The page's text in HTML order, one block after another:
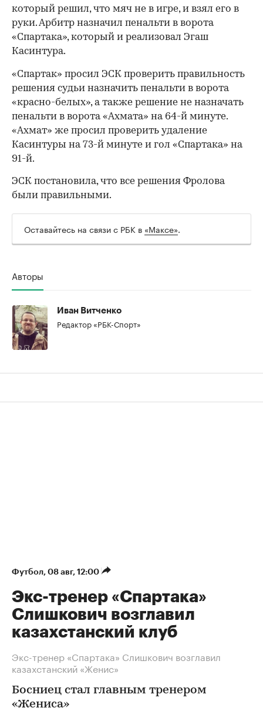
который решил, что мяч не в игре, и взял его в
руки. Арбитр назначил пенальти в ворота
«Спартака», который и реализовал Эгаш
Касинтура.
/
«Спартак» просил ЭСК проверить правильность
решения судьи назначить пенальти в ворота
«красно-белых», а также решение не назначать
пенальти в ворота «Ахмата» на 64-й минуте.
«Ахмат» же просил проверить удаление
Касинтуры на 73-й минуте и гол «Спартака» на
91-й.
ЭСК постановила, что все решения Фролова
были правильными.
Оставайтесь на связи с РБК в «Максе».
Авторы
Иван Витченко
Редактор «РБК-Спорт»
Футбол⁠, 08 авг, 12:00
Экс-тренер «Спартака»
Слишкович возглавил
казахстанский клуб
Экс-тренер «Спартака» Слишкович возглавил
казахстанский «Женис»
Босниец стал главным тренером
«Жениса»